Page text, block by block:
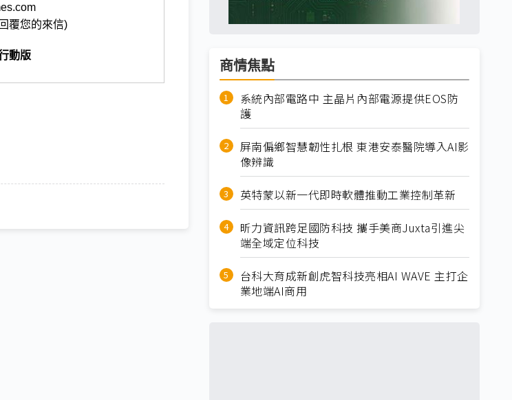
覆您的來信)
動版
商情焦點
系統內部電路中 主晶片內部電源提供EOS防
護
屏南偏鄉智慧韌性扎根 東港安泰醫院導入AI影
像辨識
英特蒙以新一代即時軟體推動工業控制革新
昕力資訊跨足國防科技 攜手美商Juxta引進尖
端全域定位科技
台科大育成新創虎智科技亮相AI WAVE 主打企
業地端AI商用